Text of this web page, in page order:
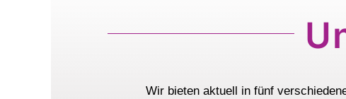
Wir bieten aktuell in fünf